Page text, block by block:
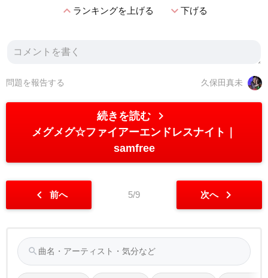
expand_lessランキングを上げる expand_more下げる
久保田真未
問題を報告する
続きを読む chevron_right
メグメグ☆ファイアーエンドレスナイト
samfree
chevron_left 前へ 5/9 次へ chevron_right
search